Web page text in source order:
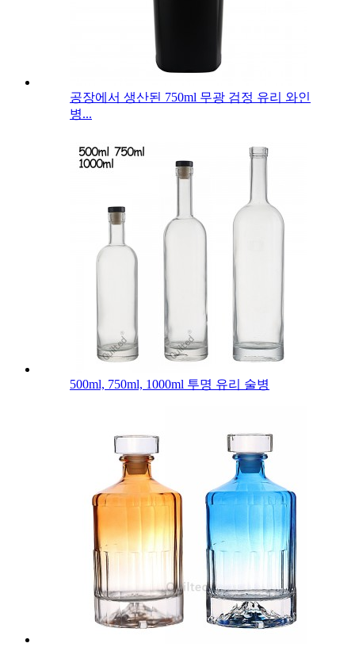
공장에서 생산된 750ml 무광 검정 유리 와인
병...
500ml, 750ml, 1000ml 투명 유리 술병